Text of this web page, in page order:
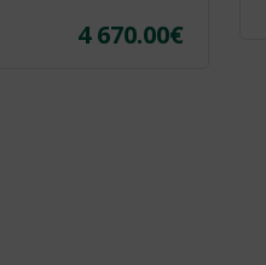
4 670.00€